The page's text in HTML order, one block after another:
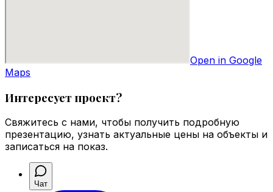
Open in Google
Maps
Интересует проект?
Свяжитесь с нами, чтобы получить подробную
презентацию, узнать актуальные цены на объекты и
записаться на показ.
Чат